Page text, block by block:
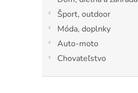
Šport, outdoor
Móda, doplnky
Auto-moto
Chovateľstvo